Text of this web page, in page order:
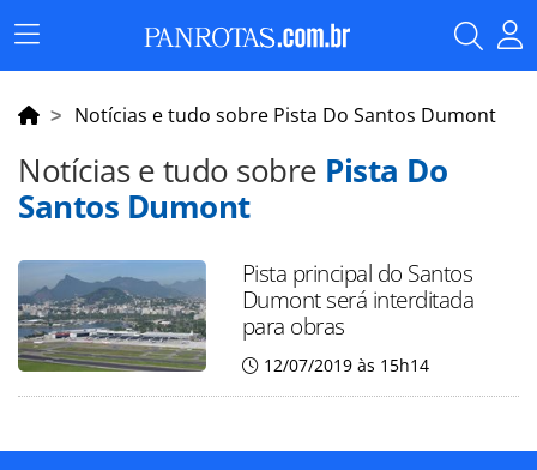
Menu
Principal
Notícias e tudo sobre Pista Do Santos Dumont
Notícias e tudo sobre Pista Do
Santos Dumont
Pista principal do Santos
Dumont será interditada
para obras
12/07/2019 às 15h14